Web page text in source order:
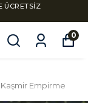
ÜCRETSİZ
0
Empirme